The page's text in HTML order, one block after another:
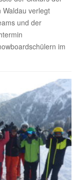
verlegt
und der
im